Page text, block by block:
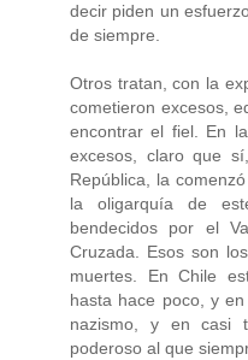
decir piden un
de siempre.
Otros tratan, con la
cometieron excesos,
encontrar el fiel. En
excesos, claro que
República, la
la oligarquía de
bendecidos por el
Cruzada. Esos son
muertes. En Chile
hasta hace poco, y
nazismo, y en casi
poderoso al que